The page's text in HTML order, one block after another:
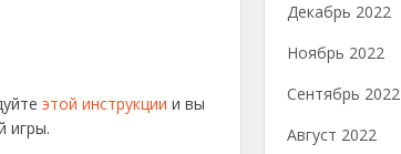
этой инструкции и вы
игры.
Декабрь 2022
Ноябрь 2022
Сентябрь 2022
Август 2022